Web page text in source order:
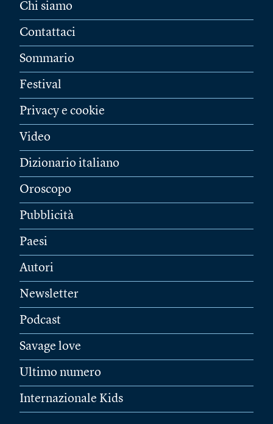
Chi siamo
Contattaci
Sommario
Festival
Privacy e cookie
Video
Dizionario italiano
Oroscopo
Pubblicità
Paesi
Autori
Newsletter
Podcast
Savage love
Ultimo numero
Internazionale Kids